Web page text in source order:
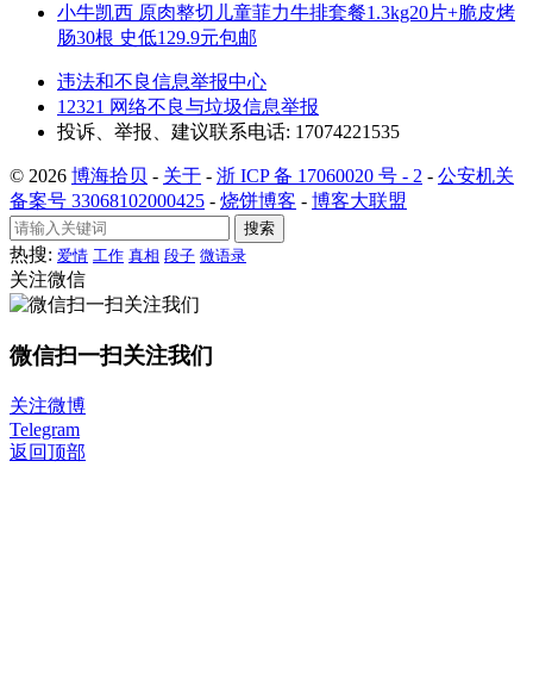
小牛凯西 原肉整切儿童菲力牛排套餐1.3kg20片+脆皮烤
肠30根 史低129.9元包邮
违法和不良信息举报中心
12321 网络不良与垃圾信息举报
投诉、举报、建议联系电话: 17074221535
© 2026 博海拾贝 - 关于 - 浙 ICP 备 17060020 号 - 2 - 公安机关
备案号 33068102000425 - 烧饼博客 - 博客大联盟
搜索
热搜: 爱情 工作 真相 段子 微语录
关注微信
微信扫一扫关注我们
关注微博
Telegram
返回顶部